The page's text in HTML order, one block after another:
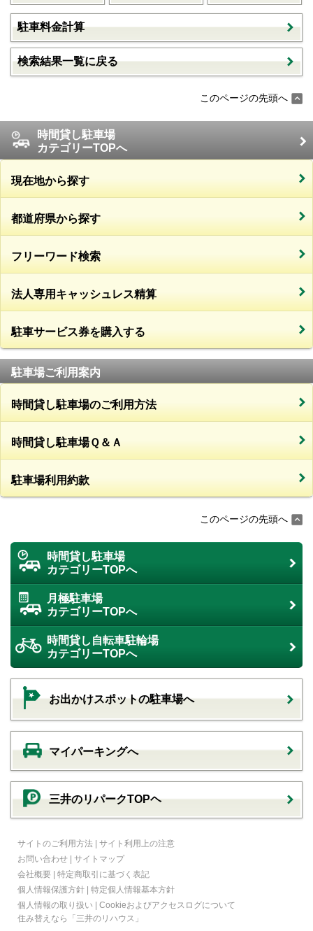
駐車料金計算
検索結果一覧に戻る
このページの先頭へ
時間貸し駐車場
カテゴリーTOPへ
現在地から探す
都道府県から探す
フリーワード検索
法人専用キャッシュレス精算
駐車サービス券を購入する
駐車場ご利用案内
時間貸し駐車場のご利用方法
時間貸し駐車場Ｑ＆Ａ
駐車場利用約款
このページの先頭へ
時間貸し駐車場
カテゴリーTOPへ
月極駐車場
カテゴリーTOPへ
時間貸し自転車駐輪場
カテゴリーTOPへ
お出かけスポットの駐車場へ
マイパーキングへ
三井のリパークTOPヘ
サイトのご利用方法 | サイト利用上の注意
お問い合わせ | サイトマップ
会社概要 | 特定商取引に基づく表記
個人情報保護方針 | 特定個人情報基本方針
個人情報の取り扱い | Cookieおよびアクセスログについて
住み替えなら
「三井のリハウス」